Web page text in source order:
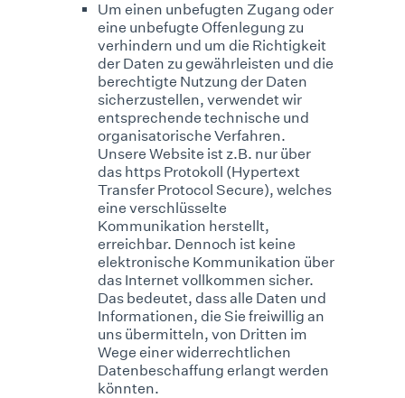
Um einen unbefugten Zugang oder
eine unbefugte Offenlegung zu
verhindern und um die Richtigkeit
der Daten zu gewährleisten und die
berechtigte Nutzung der Daten
sicherzustellen, verwendet wir
entsprechende technische und
organisatorische Verfahren.
Unsere Website ist z.B. nur über
das https Protokoll (Hypertext
Transfer Protocol Secure), welches
eine verschlüsselte
Kommunikation herstellt,
erreichbar. Dennoch ist keine
elektronische Kommunikation über
das Internet vollkommen sicher.
Das bedeutet, dass alle Daten und
Informationen, die Sie freiwillig an
uns übermitteln, von Dritten im
Wege einer widerrechtlichen
Datenbeschaffung erlangt werden
könnten.